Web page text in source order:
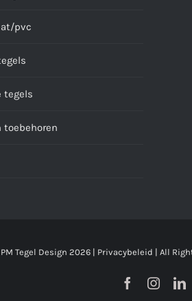
pvc
tegels
toebehoren
Tegel Design 2026 | Privacybeleid | All
Facebook